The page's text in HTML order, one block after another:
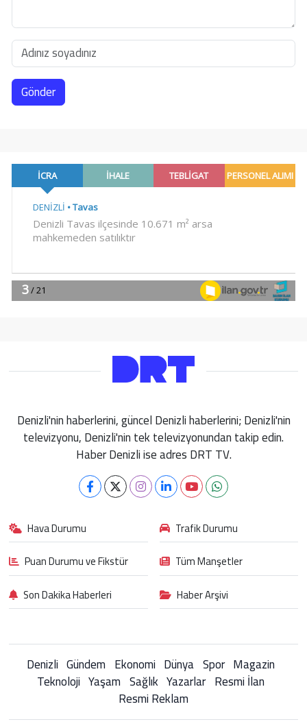
Gönder
Denizli'nin haberlerini, güncel Denizli haberlerini; Denizli'nin
televizyonu, Denizli'nin tek televizyonundan takip edin.
Haber Denizli ise adres DRT TV.
Hava Durumu
Trafik Durumu
Puan Durumu ve Fikstür
Tüm Manşetler
Son Dakika Haberleri
Haber Arşivi
Denizli Gündem Ekonomi Dünya Spor Magazin
Teknoloji Yaşam Sağlık Yazarlar Resmi İlan
Resmi Reklam